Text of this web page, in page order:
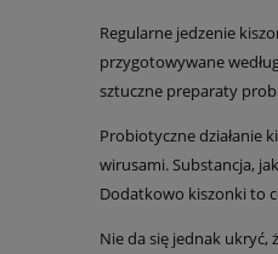
Regularne jedzenie
przygotowywane
sztuczne preparaty
Probiotyczne działanie
wirusami. Substancja,
Dodatkowo kiszonki to
Nie da się jednak ukryć,